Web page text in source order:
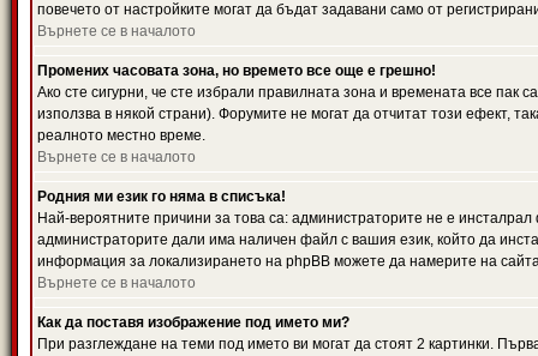
повечето от настройките могат да бъдат задавани само от
Върнете се в началото
Промених часовата зона, но времето все още е грешно!
Ако сте сигурни, че сте избрали правилната зона и времената все
използва в някой страни). Форумите не могат да отчитат този ефект,
реалното местно време.
Върнете се в началото
Родния ми език го няма в списъка!
Най-вероятните причини за това са: администраторите не е
администраторите дали има наличен файл с вашия език, който да
информация за локализирането на phpBB можете да намерите на
Върнете се в началото
Как да поставя изображение под името ми?
При разглеждане на теми под името ви могат да стоят 2 картинки.